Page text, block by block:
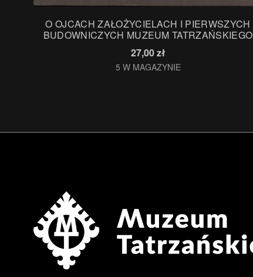
O OJCACH ZAŁOŻYCIELACH I PIERWSZYCH
BUDOWNICZYCH MUZEUM TATRZAŃSKIEGO
27,00zł
5 W MAGAZYNIE